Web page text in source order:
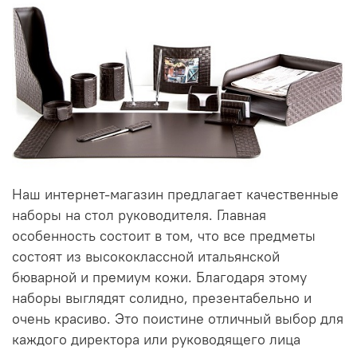
Наш интернет-магазин предлагает качественные
наборы на стол руководителя. Главная
особенность состоит в том, что все предметы
состоят из высококлассной итальянской
бюварной и премиум кожи. Благодаря этому
наборы выглядят солидно, презентабельно и
очень красиво. Это поистине отличный выбор для
каждого директора или руководящего лица